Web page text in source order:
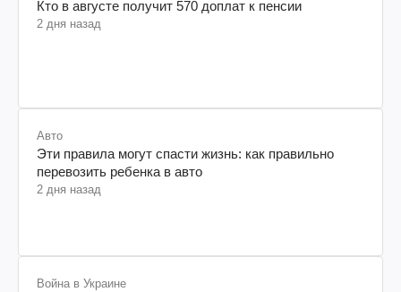
Кто в августе получит 570 доплат к пенсии
2 дня назад
Авто
Эти правила могут спасти жизнь: как правильно
перевозить ребенка в авто
2 дня назад
Война в Украине